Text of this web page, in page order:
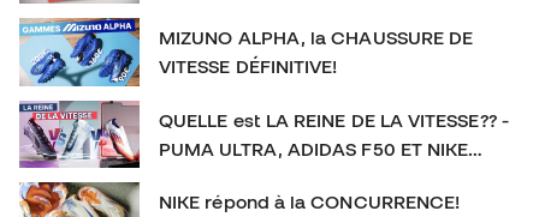
MIZUNO ALPHA, la CHAUSSURE DE
VITESSE DÉFINITIVE!
QUELLE est LA REINE DE LA VITESSE?? -
PUMA ULTRA, ADIDAS F50 ET NIKE
NIKE répond à la CONCURRENCE!